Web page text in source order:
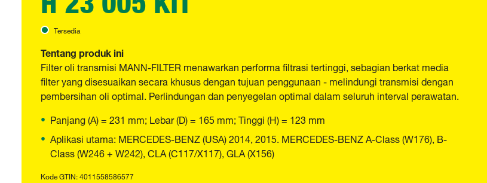
Tersedia
Tentang produk ini
Filter oli transmisi MANN-FILTER menawarkan performa filtrasi tertinggi, sebagian berkat media
filter yang disesuaikan secara khusus dengan tujuan penggunaan - melindungi transmisi dengan
pembersihan oli optimal. Perlindungan dan penyegelan optimal dalam seluruh interval perawatan.
Panjang (A) = 231 mm; Lebar (D) = 165 mm; Tinggi (H) = 123 mm
Aplikasi utama: MERCEDES-BENZ (USA) 2014, 2015. MERCEDES-BENZ A-Class (W176), B-
Class (W246 + W242), CLA (C117/X117), GLA (X156)
Kode GTIN: 4011558586577